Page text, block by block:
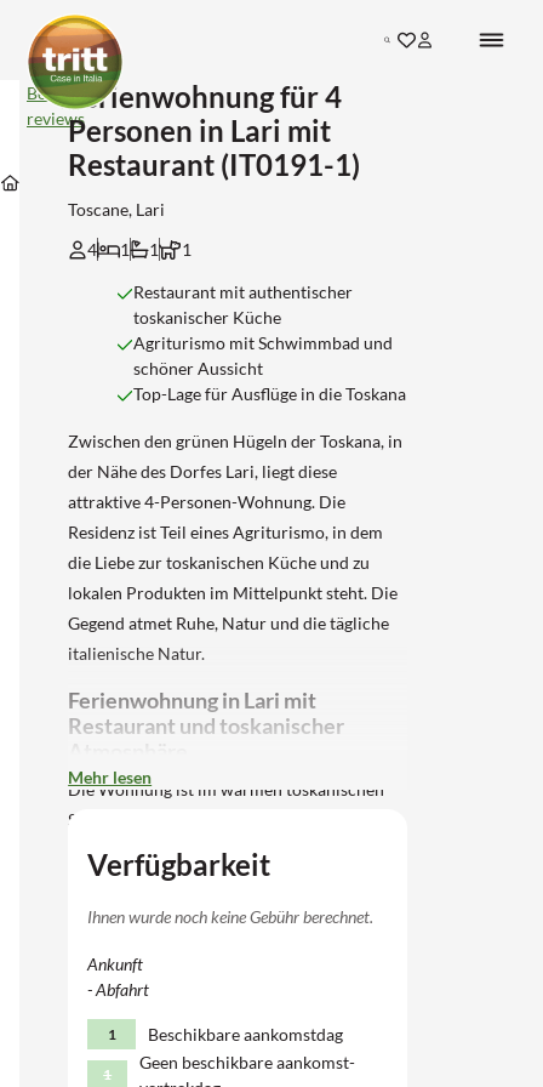
Search
Unterkünfte
Toscane
Unterkünfte
Pisa
Unterkünfte
Lari
Ferienwohnung
für
4
Personen
in
mit
Restaurant
(IT0191-
Bekijk
reviews
Ferienwohnung für 4
Personen in Lari mit
Restaurant (IT0191-1)
Toscane, Lari
4
1 1 1
Restaurant mit authentischer
toskanischer Küche
Agriturismo mit Schwimmbad und
schöner Aussicht
Top-Lage für Ausflüge in die Toskana
Zwischen den grünen Hügeln der Toskana, in
der Nähe des Dorfes Lari, liegt diese
attraktive 4-Personen-Wohnung. Die
Residenz ist Teil eines Agriturismo, in dem
die Liebe zur toskanischen Küche und zu
lokalen Produkten im Mittelpunkt steht. Die
Gegend atmet Ruhe, Natur und die tägliche
italienische Natur.
Ferienwohnung in Lari mit
Restaurant und toskanischer
Die Wohnung ist im warmen toskanischen
Stil eingerichtet und bietet Platz für 4
Personen. Im Wohnbereich gibt es einen
Essbereich und ein Doppelschlafsofa,
daneben eine kompakte Küchenecke mit
Mikrowelle und Mokà. Durch französische
Türen betreten Sie die überdachte Terrasse,
von der aus Sie auf den Garten und das Dorf
Lari blicken. Zwei Stufen höher befindet sich
Mehr lesen
Verfügbarkeit
Ihnen wurde noch keine Gebühr berechnet.
Ankunft
- Abfahrt
1 Beschikbare aankomstdag
1
Geen beschikbare aankomst-